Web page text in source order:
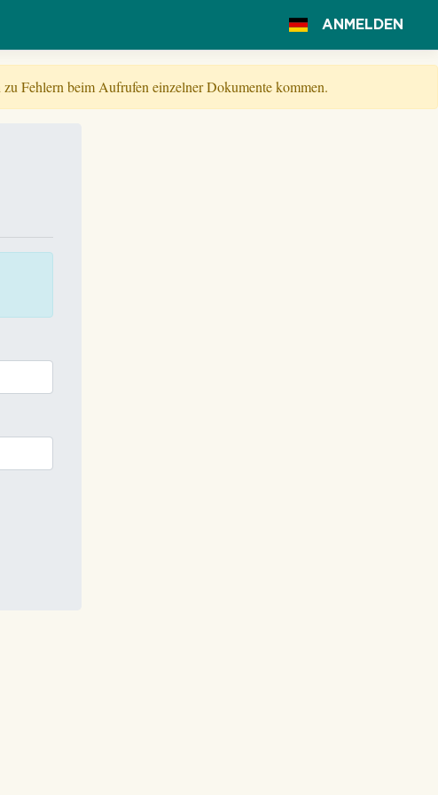
ANMELDEN
Fehlern beim Aufrufen einzelner Dokumente kommen.